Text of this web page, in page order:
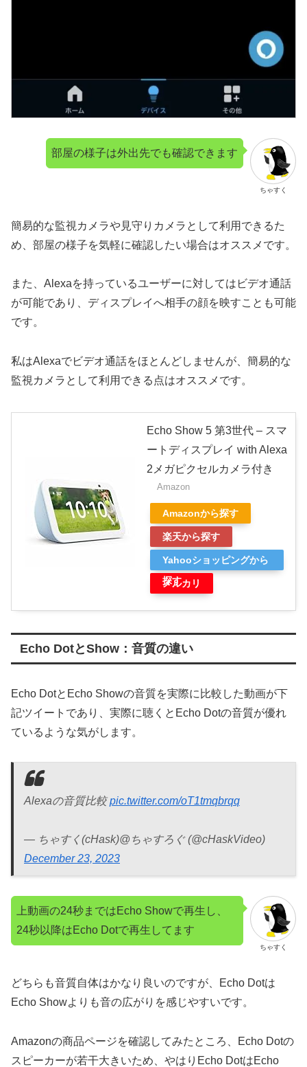
ちゃすく
部屋の様子は外出先でも確認できます
簡易的な監視カメラや見守りカメラとして利用できるた
め、部屋の様子を気軽に確認したい場合はオススメです。
また、Alexaを持っているユーザーに対してはビデオ通話
が可能であり、ディスプレイへ相手の顔を映すことも可能
です。
私はAlexaでビデオ通話をほとんどしませんが、簡易的な
監視カメラとして利用できる点はオススメです。
Echo Show 5 第3世代 – スマ
ートディスプレイ with Alexa
2メガピクセルカメラ付き
Amazon
Amazonから探す
楽天から探す
Yahooショッピングから
探す
メルカリ
Echo DotとShow：音質の違い
Echo DotとEcho Showの音質を実際に比較した動画が下
記ツイートであり、実際に聴くとEcho Dotの音質が優れ
ているような気がします。
Alexaの音質比較pic.twitter.com/oT1tmqbrqq
— ちゃすく(cHask)@ちゃすろぐ (@cHaskVideo)
December 23, 2023
ちゃすく
上動画の24秒まではEcho Showで再生し、
24秒以降はEcho Dotで再生してます
どちらも音質自体はかなり良いのですが、Echo Dotは
Echo Showよりも音の広がりを感じやすいです。
Amazonの商品ページを確認してみたところ、Echo Dotの
スピーカーが若干大きいため、やはりEcho DotはEcho